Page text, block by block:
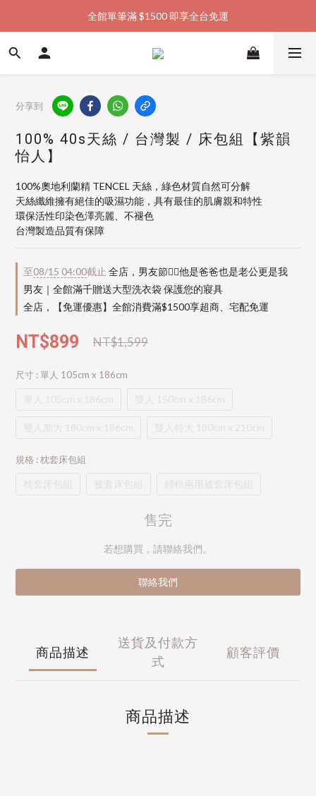
加入會員購物金  馬上領  馬上折
全館單筆滿 $1500 即享全台免運
加入會員購物金  馬上領  馬上折
分享到
100% 40s天絲 / 台灣製 / 床包組【紫韻
怡人】
100%奧地利蘭精 TENCEL 天絲，綠色材質自然可分解
天絲纖維擁有絕佳的吸濕功能，具有最佳的肌膚親和特性
環保活性印染色澤亮麗、不褪色
台灣製造品質有保障
至08/15 04:00截止 全店，男友節👱‍♂️他是爸爸也是老公更是我
男友｜全館滿千贈送大型洗衣袋 保護您的寢具
全店，【免運優惠】全館消費滿$1500享超商、宅配免運
NT$1,599
NT$899
尺寸 : 單人 105cm x 186cm
規格 : 枕套床包組
售完
若想購買，請聯絡我們。
聯絡我們
商品描述
送貨及付款方
式
顧客評價
商品描述